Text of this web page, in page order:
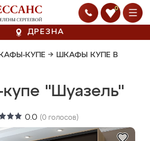
0
ДРЕЗНА
КУПЕ → ШКАФЫ КУПЕ В
"Шуазель"
0.0 (0 голосов)